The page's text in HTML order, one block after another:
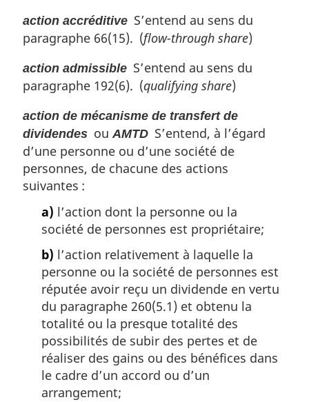
action accréditive S’entend au sens du
paragraphe 66(15). (flow-through share)
action admissible S’entend au sens du
paragraphe 192(6). (qualifying share)
action de mécanisme de transfert de
dividendes ouAMTD S’entend, à l’égard
d’une personne ou d’une société de
personnes, de chacune des actions
suivantes :
a) l’action dont la personne ou la
société de personnes est propriétaire;
b) l’action relativement à laquelle la
personne ou la société de personnes est
réputée avoir reçu un dividende en vertu
du paragraphe 260(5.1) et obtenu la
totalité ou la presque totalité des
possibilités de subir des pertes et de
réaliser des gains ou des bénéfices dans
le cadre d’un accord ou d’un
arrangement;